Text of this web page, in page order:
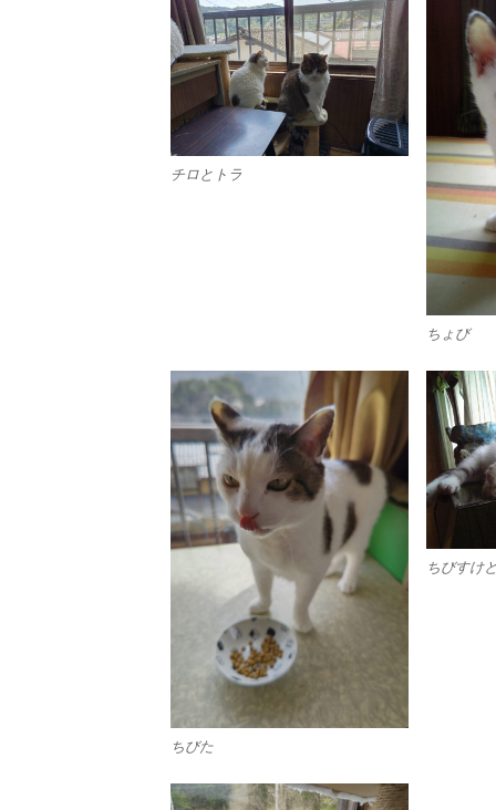
チロとトラ
ちょび
ちびた
ちびすけ